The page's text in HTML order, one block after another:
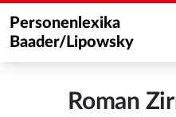
Personenlexika
Baader/Lipowsky
Roman